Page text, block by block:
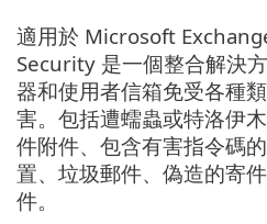
適用於 Microsoft
Security 是一個整合解決
器和使用者信箱免受各種
害。包括遭蠕蟲或特洛伊
件附件、包含有害指令碼
置、垃圾郵件、偽造的寄
件。